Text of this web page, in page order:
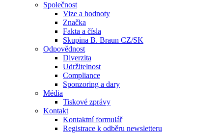
Společnost
Vize a hodnoty
Značka
Fakta a čísla
Skupina B. Braun CZ/SK
Odpovědnost
Diverzita
Udržitelnost
Compliance
Sponzoring a dary
Média
Tiskové zprávy
Kontakt
Kontaktní formulář
Registrace k odběru newsletteru